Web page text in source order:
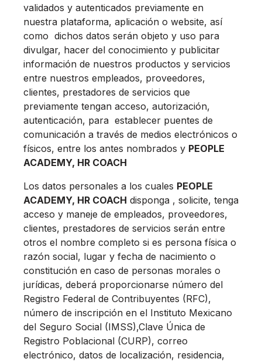
validados y autenticados previamente en
nuestra plataforma, aplicación o website, así
como dichos datos serán objeto y uso para
divulgar, hacer del conocimiento y publicitar
información de nuestros productos y servicios
entre nuestros empleados, proveedores,
clientes, prestadores de servicios que
previamente tengan acceso, autorización,
autenticación, para establecer puentes de
comunicación a través de medios electrónicos o
físicos, entre los antes nombrados y PEOPLE
ACADEMY, HR COACH
Los datos personales a los cuales PEOPLE
ACADEMY, HR COACH disponga , solicite, tenga
acceso y maneje de empleados, proveedores,
clientes, prestadores de servicios serán entre
otros el nombre completo si es persona física o
razón social, lugar y fecha de nacimiento o
constitución en caso de personas morales o
jurídicas, deberá proporcionarse número del
Registro Federal de Contribuyentes (RFC),
número de inscripción en el Instituto Mexicano
del Seguro Social (IMSS),Clave Única de
Registro Poblacional (CURP), correo
electrónico, datos de localización, residencia,